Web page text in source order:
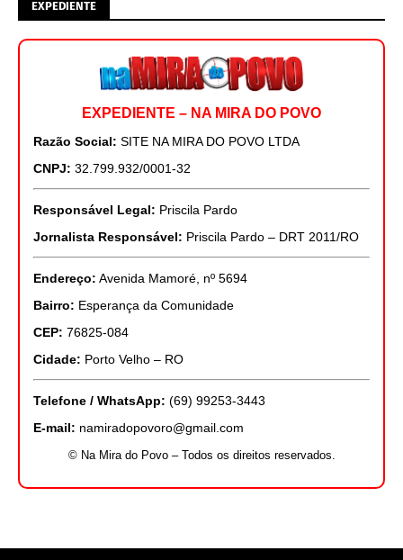
EXPEDIENTE
EXPEDIENTE – NA MIRA DO POVO
Razão Social: SITE NA MIRA DO POVO LTDA
CNPJ: 32.799.932/0001-32
Responsável Legal: Priscila Pardo
Jornalista Responsável: Priscila Pardo – DRT 2011/RO
Endereço: Avenida Mamoré, nº 5694
Bairro: Esperança da Comunidade
CEP: 76825-084
Cidade: Porto Velho – RO
Telefone / WhatsApp: (69) 99253-3443
E-mail: namiradopovoro@gmail.com
© Na Mira do Povo – Todos os direitos reservados.